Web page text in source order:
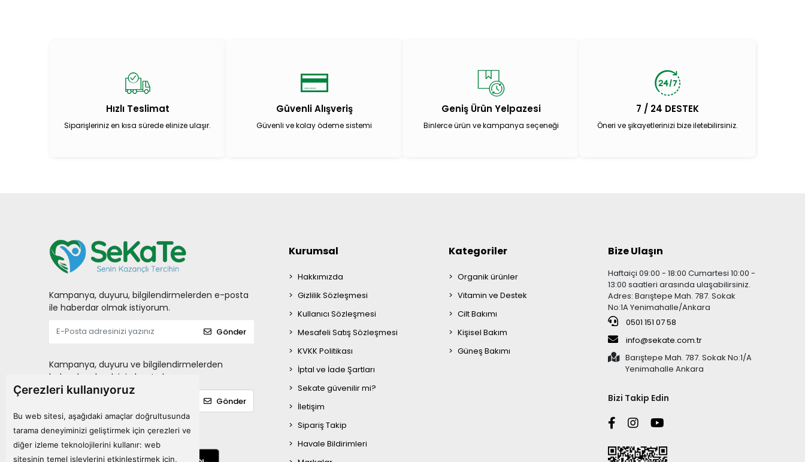
Çerezleri kullanıyoruz
Bu web sitesi, aşağıdaki amaçlar doğrultusunda
tarama deneyiminizi geliştirmek için çerezleri ve
diğer izleme teknolojilerini kullanır: web
sitesinin temel işlevlerini etkinleştirmek için,
Hızlı Teslimat
Siparişleriniz en kısa sürede elinize ulaşır.
Güvenli Alışveriş
Güvenli ve kolay ödeme sistemi
Geniş Ürün Yelpazesi
Binlerce ürün ve kampanya seçeneği
7 / 24 DESTEK
Öneri ve şikayetlerinizi bize iletebilirsiniz.
Kampanya, duyuru, bilgilendirmelerden e-posta
ile haberdar olmak istiyorum.
Gönder
Kampanya, duyuru ve bilgilendirmelerden
haberdar olmak için kayıt olun.
Gönder
Mobil Uygulamalarımız
Kurumsal
Hakkımızda
Gizlilik Sözleşmesi
Kullanıcı Sözleşmesi
Mesafeli Satış Sözleşmesi
KVKK Politikası
İptal ve İade Şartları
Sekate güvenilir mi?
İletişim
Sipariş Takip
Havale Bildirimleri
Kategoriler
Organik ürünler
Vitamin ve Destek
Cilt Bakımı
Kişisel Bakım
Güneş Bakımı
Bize Ulaşın
Haftaiçi 09:00 - 18:00 Cumartesi 10:00 -
13:00 saatleri arasında ulaşabilirsiniz.
Adres: Barıştepe Mah. 787. Sokak
No:1A Yenimahalle/Ankara
0501 151 07 58
info@sekate.com.tr
Barıştepe Mah. 787. Sokak No:1/A
Yenimahalle Ankara
Bizi Takip Edin